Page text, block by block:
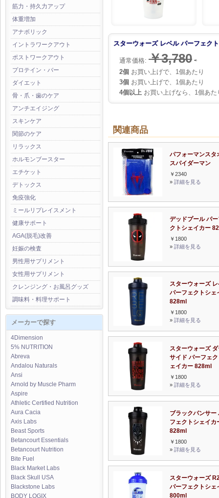
筋力・持久力アップ
体重増加
アナボリック
イントラワークアウト
ポストワークアウト
プロテイン・バー
ダイエット
骨・爪・歯のケア
アンチエイジング
スキンケア
関節のケア
リラックス
ホルモンブースター
エチケット
デトックス
免疫強化
ミールリプレイスメント
健康サポート
AGA(脱毛)改善
妊娠の検査
男性用サプリメント
女性用サプリメント
クレンジング・お風呂グッズ
調味料・料理サポート
メーカーで探す
4Dimension
5% NUTRITION
Abreva
Andalou Naturals
Ansi
Arnold by Muscle Pharm
Aspire
Athletic Certified Nutrition
Aura Cacia
Axis Labs
Beast Sports
Betancourt Essentials
Betancourt Nutrition
Bite Fuel
Black Market Labs
Black Skull USA
Blackstone Labs
BODY LOGIX
スターウォーズ レベル パーフェク
通常価格: ￥3,780 ⇨
2個 お買い上げで、1個あたり
3個 お買い上げで、1個あたり
4個以上 お買い上げなら、1個あた
関連商品
パフォーマンスタ
スパイダーマン
￥2340
» 詳細を見る
デッドプール パ
クトシェイカー
￥1800
» 詳細を見る
スターウォーズ
パーフェクトシェ
828ml
￥1800
» 詳細を見る
スターウォーズ
サイド パーフェ
ェイカー 828ml
￥1800
» 詳細を見る
ブラックパンサー
フェクトシェイカ
828ml
￥1800
» 詳細を見る
スターウォーズ
パーフェクトシェ
800ml